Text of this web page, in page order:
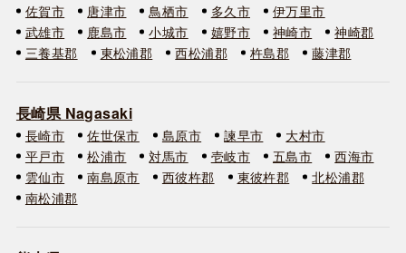
佐賀市 唐津市 鳥栖市 多久市
伊万里市
武雄市
鹿島市 小城市 嬉野市 神崎市
神崎郡
三養基郡
東松浦郡 西松浦郡 杵島郡 藤津郡
長崎県 Nagasaki
長崎市 佐世保市 島原市 諫早市
大村市
平戸市
松浦市 対馬市 壱岐市 五島市
西海市
雲仙市
南島原市 西彼杵郡 東彼杵郡
北松浦郡
南松浦郡